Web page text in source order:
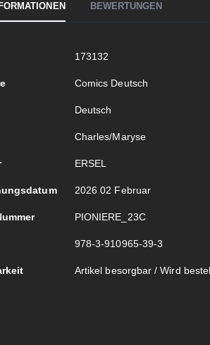
173132
Comics Deutsch
Deutsch
Charles/Maryse
ERSEL
2026 02 Februar
PIONIERE_23C
978-3-910965-39-3
Artikel besorgbar / Wird
BEWERTUNGEN